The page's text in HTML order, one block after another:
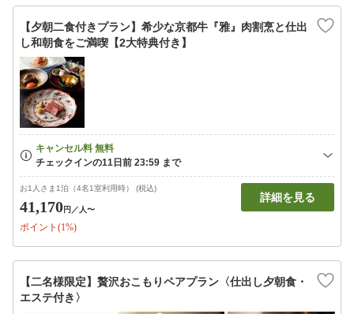
【夕朝二食付きプラン】希少な京都牛『雅』肉割烹と仕出
し和朝食をご満喫【2大特典付き】
お1人さま1泊（4名1室利用時） (税込)
41,170円 ／人〜
ポイント(1%)
詳細を見る
【二名様限定】贅沢おこもりペアプラン〈仕出し夕朝食・
エステ付き〉